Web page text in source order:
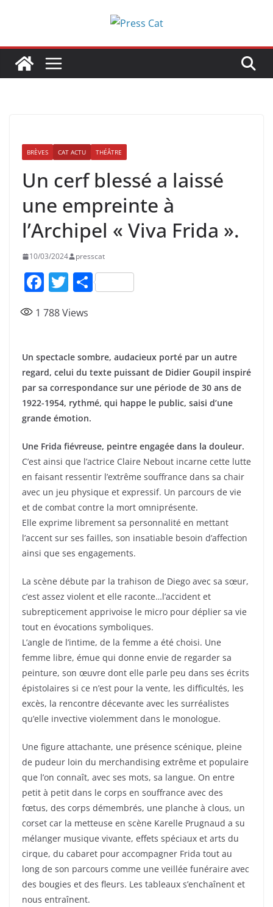
BRÈVES CAT ACTU THÉÂTRE
Un cerf blessé a laissé
une empreinte à
l’Archipel « Viva Frida ».
10/03/2024 presscat
F
c
b
o
o
k
T
w
itt
P
er
1 788Views
Un spectacle sombre, audacieux porté par un autre
regard, celui du texte puissant de Didier Goupil inspiré
par sa correspondance sur une période de 30 ans de
1922-1954, rythmé, qui happe le public, saisi d’une
grande émotion.
Une Frida fiévreuse, peintre engagée dans la douleur.
C’est ainsi que l’actrice Claire Nebout incarne cette lutte
en faisant ressentir l’extrême souffrance dans sa chair
avec un jeu physique et expressif. Un parcours de vie
et de combat contre la mort omniprésente.
Elle exprime librement sa personnalité en mettant
l’accent sur ses failles, son insatiable besoin d’affection
ainsi que ses engagements.
La scène débute par la trahison de Diego avec sa sœur,
c’est assez violent et elle raconte…l’accident et
subrepticement apprivoise le micro pour déplier sa vie
tout en évocations symboliques.
L’angle de l’intime, de la femme a été choisi. Une
femme libre, émue qui donne envie de regarder sa
peinture, son œuvre dont elle parle peu dans ses écrits
épistolaires si ce n’est pour la vente, les difficultés, les
excès, la rencontre décevante avec les surréalistes
qu’elle invective violemment dans le monologue.
Une figure attachante, une présence scénique, pleine
de pudeur loin du merchandising extrême et populaire
que l’on connaît, avec ses mots, sa langue. On entre
petit à petit dans le corps en souffrance avec des
fœtus, des corps démembrés, une planche à clous, un
corset car la metteuse en scène Karelle Prugnaud a su
mélanger musique vivante, effets spéciaux et arts du
cirque, du cabaret pour accompagner Frida tout au
long de son parcours comme une veillée funéraire avec
des bougies et des fleurs. Les tableaux s’enchaînent et
nous entraînent.